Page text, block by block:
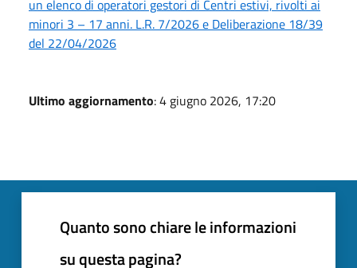
un elenco di operatori gestori di Centri estivi, rivolti ai
minori 3 – 17 anni. L.R. 7/2026 e Deliberazione 18/39
del 22/04/2026
Ultimo aggiornamento: 4 giugno 2026, 17:20
Quanto sono chiare le informazioni
su questa pagina?